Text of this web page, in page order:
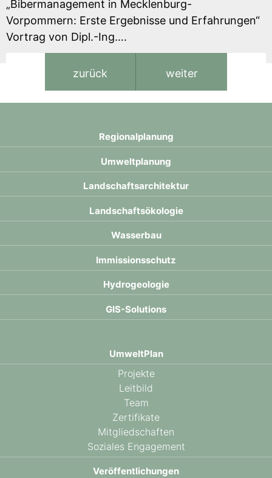
„Bibermanagement in Mecklenburg-
Vorpommern: Erste Ergebnisse und Erfahrungen“
Vortrag von Dipl.-Ing….
Regional­planung
Umwelt­planung
Landschafts­architektur
Landschafts­ökologie
Wasser­bau
Immissions­schutz
Hydro­geologie
GIS-Solutions
UmweltPlan
Projekte
Leitbild
Team
Zertifikate
Mitgliedschaften
Soziales Engagement
Veröffentlichungen